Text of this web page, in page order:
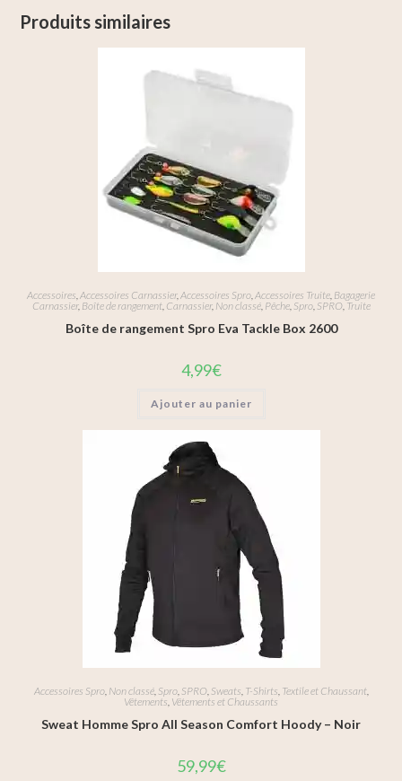
Produits similaires
Accessoires Accessoires Carnassier, Accessoires Spro Accessoires Truite Bagagerie
Carnassier, Boîte de rangement, Carnassier, Non classé, Pêche, Spro, SPRO, Truite
Boîte de rangement Spro Eva Tackle Box 2600
4,99€
Ajouter au panier
Accessoires Spro, Non classé, Spro, SPRO, Sweats, T-Shirts, Textile et Chaussant,
Vêtements, Vêtements et Chaussants
Sweat Homme Spro All Season Comfort Hoody – Noir
59,99€